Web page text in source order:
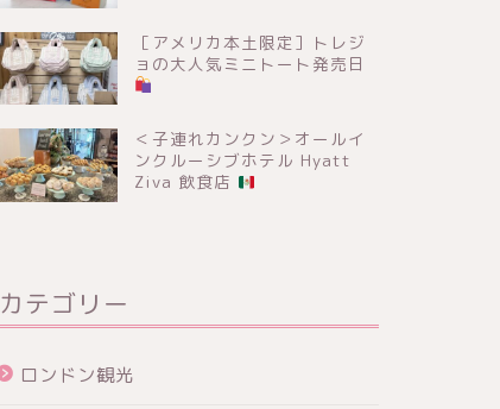
［アメリカ本土限定］トレジ
ョの大人気ミニトート発売日
＜子連れカンクン＞オールイ
ンクルーシブホテル Hyatt
Ziva 飲食店
カテゴリー
ロンドン観光